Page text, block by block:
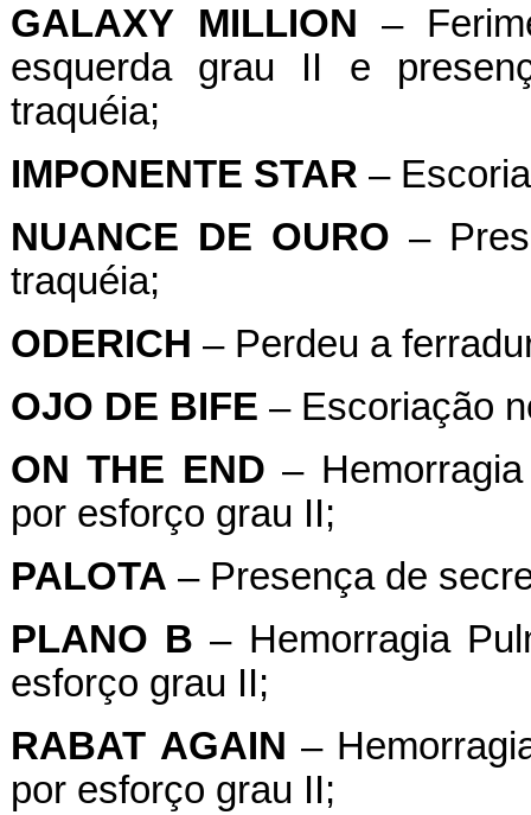
GALAXY
MILLION –
esquerda grau II e
traquéia;
IMPONENTE STAR –
NUANCE DE OURO –
traquéia;
ODERICH – Perdeu a
OJO DE BIFE – Escoriação
ON THE END –
por esforço grau II;
PALOTA – Presença de
PLANO B – Hemorragia
esforço grau II;
RABAT AGAIN –
por esforço grau II;